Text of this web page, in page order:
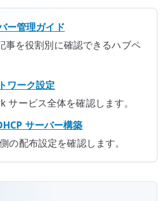
ー管理ガイド
事を役割別に確認できるハブペ
ワーク設定
ービス全体を確認します。
サーバー構築
の配布設定を確認します。